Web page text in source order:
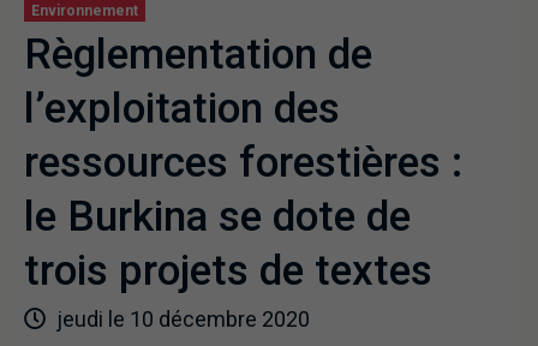
Environnement
Règlementation de
l’exploitation des
ressources forestières :
le Burkina se dote de
trois projets de textes
jeudi le 10 décembre 2020